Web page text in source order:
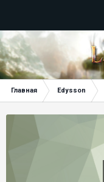
Главная Edysson